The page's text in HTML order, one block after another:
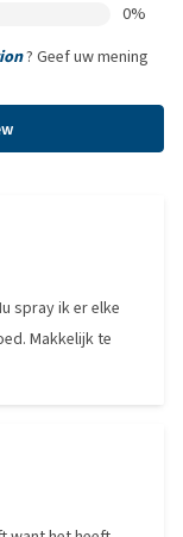
0%
? Geef uw mening
spray ik er elke
Makkelijk te